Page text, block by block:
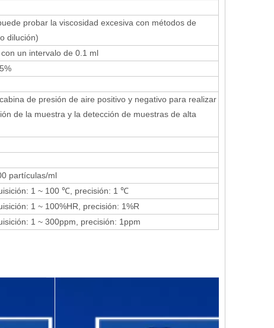
probar la viscosidad excesiva con métodos de
dilución)
un intervalo de 0.1 ml
de presión de aire positivo y negativo para realizar
de la muestra y la detección de muestras de alta
partículas/ml
1 ~ 100 ℃, precisión: 1 ℃
1 ~ 100%HR, precisión: 1%R
1 ~ 300ppm, precisión: 1ppm